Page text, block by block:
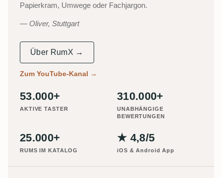
Papierkram, Umwege oder Fachjargon.
Oliver, Stuttgart
Über RumX →
Zum YouTube-Kanal →
53.000+
AKTIVE TASTER
310.000+
UNABHÄNGIGE
BEWERTUNGEN
25.000+
RUMS IM KATALOG
★ 4,8/5
iOS & Android App